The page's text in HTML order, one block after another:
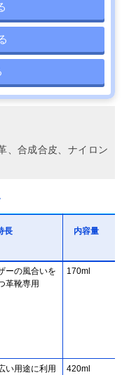
、合成合皮、ナイロン
長 内容量
ーの風合いを
革靴専用
170ml
い用途に利用
420ml